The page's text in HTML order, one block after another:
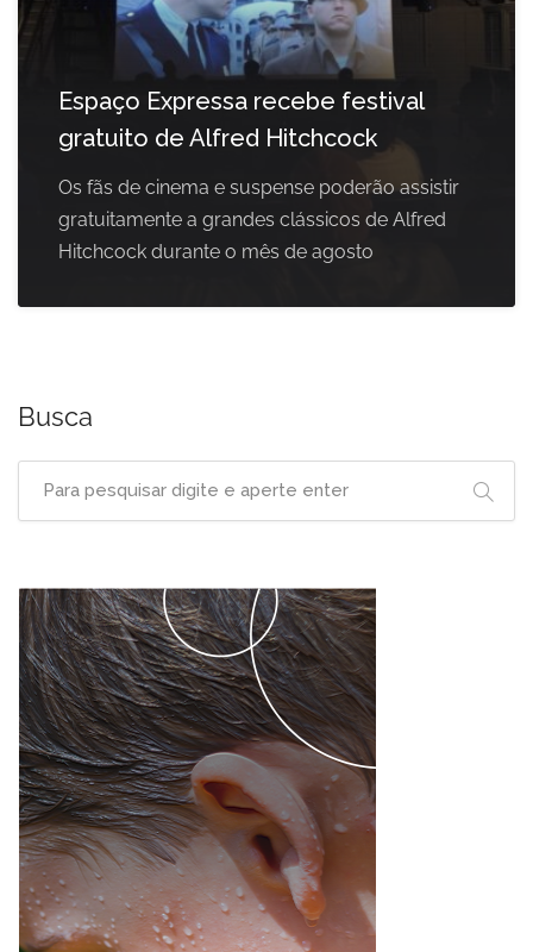
Espaço Expressa recebe festival
gratuito de Alfred Hitchcock
Os fãs de cinema e suspense poderão assistir
gratuitamente a grandes clássicos de Alfred
Hitchcock durante o mês de agosto
Busca